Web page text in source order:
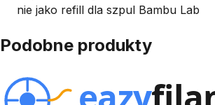
nie jako refill dla szpul Bambu Lab
Podobne produkty